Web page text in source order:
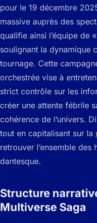
pour le 19 décembre
massive auprès des
qualifie ainsi l’équipe de
soulignant la dynamique
tournage. Cette
orchestrée vise à
strict contrôle sur les
créer une attente fébrile
cohérence de l’univers.
tout en capitalisant sur la
retrouver l’ensemble des
dantesque.
Structure
Multiverse Saga